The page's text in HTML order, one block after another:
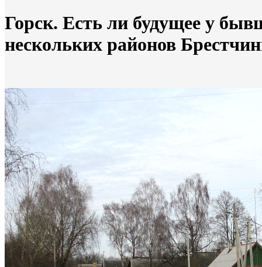
Горск. Есть ли будущее у
нескольких районов